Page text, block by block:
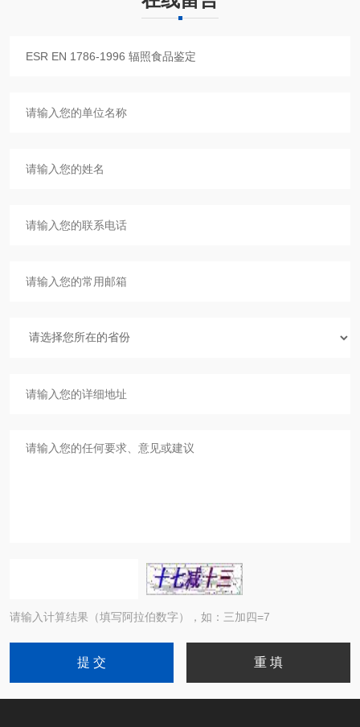
请输入计算结果（填写阿拉伯数字），如：三加四=7